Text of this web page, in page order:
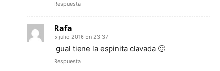
Respuesta
Rafa
5 julio 2016 En 23:37
Igual tiene la espinita clavada 🙂
Respuesta